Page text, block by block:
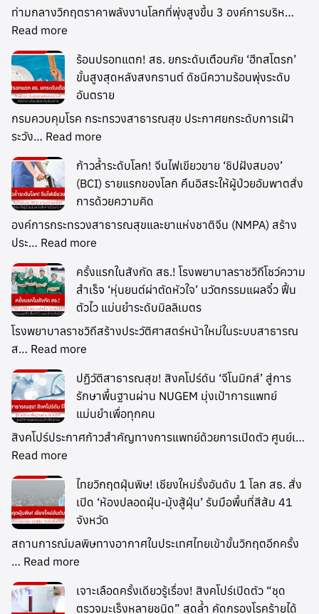
ท่ามกลางวิกฤตราคาพลังงานโลกที่พุ่งสูงขึ้น 3 องค์การบริห…
Read more
ร้อนปรอทแตก! สธ. ยกระดับเตือนภัย ‘ฮีทสโตรก’
ขั้นสูงสุดหลังสงกรานต์ ดัชนีความร้อนพุ่งระดับ
อันตราย
กรมควบคุมโรค กระทรวงสาธารณสุข ประกาศยกระดับการเฝ้า
ระวัง… Read more
ก้าวล้ำระดับโลก! จีนไฟเขียวขาย ‘ชิปฝังสมอง’
(BCI) รายแรกของโลก คืนอิสระให้ผู้ป่วยอัมพาตสั่ง
การด้วยความคิด
องค์การกระทรวงสาธารณสุขและยาแห่งชาติจีน (NMPA) สร้าง
ประ… Read more
ครั้งแรกในสังกัด สธ.! โรงพยาบาลราชวิถีโชว์ความ
สำเร็จ ‘หุ่นยนต์ผ่าตัดหัวใจ’ นวัตกรรมแผลจิ๋ว ฟื้น
ตัวไว แม่นยำระดับมิลลิเมตร
โรงพยาบาลราชวิถีสร้างประวัติศาสตร์หน้าใหม่ในระบบสาธารณ
ส… Read more
ปฏิวัติสาธารณสุข! สิงคโปร์ดัน ‘จีโนมิกส์’ สู่การ
รักษาพื้นฐานผ่าน NUGEM มุ่งเป้าการแพทย์
แม่นยำเพื่อทุกคน
สิงคโปร์ประกาศก้าวสำคัญทางการแพทย์ด้วยการเปิดตัว ศูนย์เ…
Read more
ไทยวิกฤตฝุ่นพิษ! เชียงใหม่รั้งอันดับ 1 โลก สธ. สั่ง
เปิด ‘ห้องปลอดฝุ่น-มุ้งสู้ฝุ่น’ รับมือพื้นที่สีส้ม 41
จังหวัด
สถานการณ์มลพิษทางอากาศในประเทศไทยเข้าขั้นวิกฤตอีกครั้ง
… Read more
เจาะเลือดครั้งเดียวรู้เรื่อง! สิงคโปร์เปิดตัว “ชุด
ตรวจมะเร็งหลายชนิด” สุดล้ำ คัดกรองโรคร้ายได้